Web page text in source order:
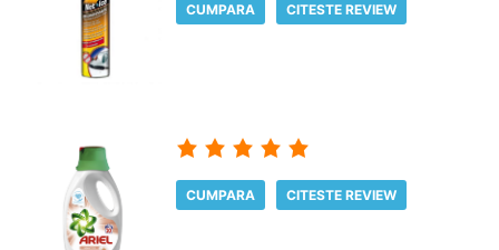
CUMPARA CITESTE REVIEW
CUMPARA CITESTE REVIEW